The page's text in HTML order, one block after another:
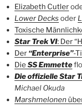
Elizabeth Cutler
Lower Decks oder
Toxische
Star Trek VI: Der
Der “Enterprise”-
Die SS Emmette
Die offizielle Star
Michael Okuda
Marshmelonen